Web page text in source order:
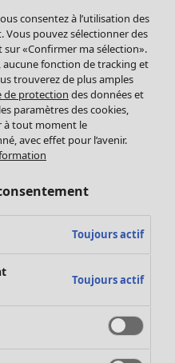
consentez à l’utilisation des
pouvez sélectionner des
«Confirmer ma sélection».
aucune fonction de tracking et
trouverez de plus amples
de protection des données et
paramètres des cookies,
à tout moment le
avec effet pour l’avenir.
Toujours actif
Toujours actif